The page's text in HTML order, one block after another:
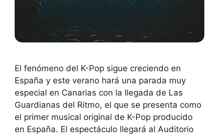
El fenómeno del K-Pop sigue creciendo en
España y este verano hará una parada muy
especial en Canarias con la llegada de Las
Guardianas del Ritmo, el que se presenta como
el primer musical original de K-Pop producido
en España. El espectáculo llegará al Auditorio